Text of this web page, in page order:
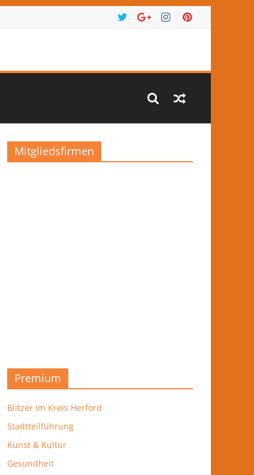
Mitgliedsfirmen
Premium
Blitzer im Kreis Herford
Stadtteilführung
Kunst & Kultur
Gesundheit